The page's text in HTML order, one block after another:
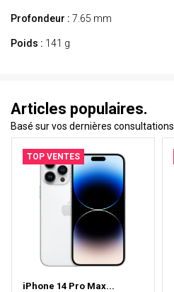
Profondeur : 7.65 mm
Poids : 141 g
Articles populaires.
Basé sur vos dernières consultations.
TOP VENTES
iPhone 14 Pro Max...